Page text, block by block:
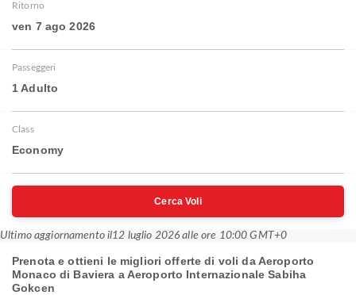
Ritorno
ven 7 ago 2026
Passeggeri
1 Adulto
Class
Economy
Cerca Voli
Ultimo aggiornamento il12 luglio 2026 alle ore 10:00 GMT+0
Prenota e ottieni le migliori offerte di voli da Aeroporto
Monaco di Baviera a Aeroporto Internazionale Sabiha
Gokcen